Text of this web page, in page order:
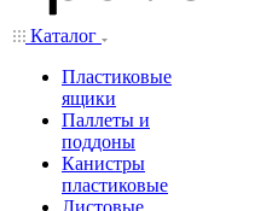
Каталог
Пластиковые
ящики
Паллеты и
поддоны
Канистры
пластиковые
Листовые